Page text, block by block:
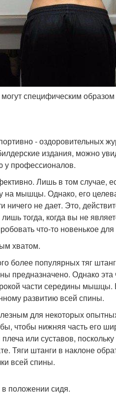
специфическим
- оздоровительных
издания, можно
у профессионалов.
Лишь в том случае,
на мышцы. Однако, его
не дает. Это,
тогда, когда вы не
что-то новенькое
хватом.
более популярных тяг
предназначено. Однако
части середины
развитию всей спины.
для некоторых
чтобы нижняя часть его
или суставов,
Тяги штанги в наклоне
всей спины.
положении сидя.